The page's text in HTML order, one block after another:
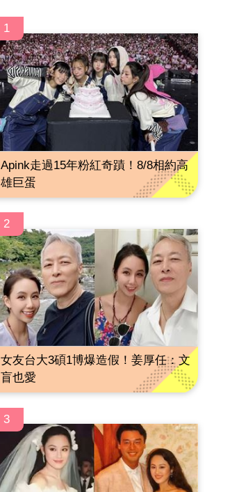
1
Apink走過15年粉紅奇蹟！8/8相約高
雄巨蛋
2
女友台大3碩1博爆造假！姜厚任：文
盲也愛
3